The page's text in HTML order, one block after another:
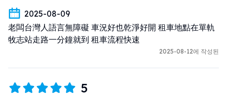
2025-08-09
老闆台灣人語言無障礙 車況好也乾淨好開 租車地點在單軌
牧志站走路一分鐘就到 租車流程快速
2025-08-12에 작성된
5